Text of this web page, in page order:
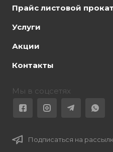
Прайс листовой прокат
Услуги
Акции
Контакты
Мы в соцсетях
Подписаться на